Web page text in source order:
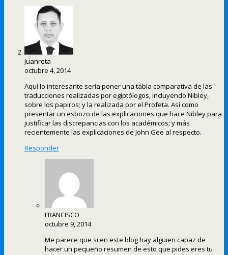
Juanreta
octubre 4, 2014
Aquí lo interesante sería poner una tabla comparativa de las
traducciones realizadas por egiptólogos, incluyendo Nibley,
sobre los papiros; y la realizada por el Profeta. Así como
presentar un esbozo de las explicaciones que hace Nibley para
justificar las discrepancias con los académicos; y más
recientemente las explicaciones de John Gee al respecto.
Responder
FRANCISCO
octubre 9, 2014
Me parece que si en este blog hay alguien capaz de
hacer un pequeño resumen de esto que pides eres tu